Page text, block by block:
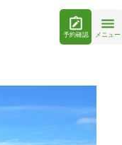
予約確認 メニュー